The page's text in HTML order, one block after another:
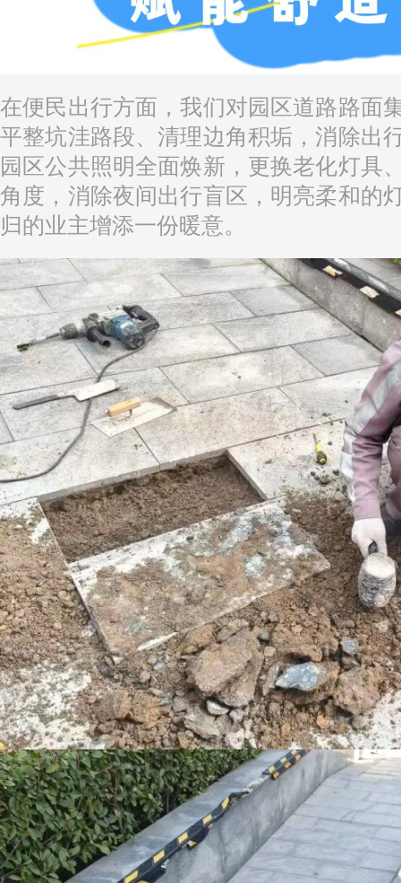
在便民出行方面，我们对园区道路路面
平整坑洼路段、清理边角积垢，消除出
园区公共照明全面焕新，更换老化灯具
角度，消除夜间出行盲区，明亮柔和的
归的业主增添一份暖意。